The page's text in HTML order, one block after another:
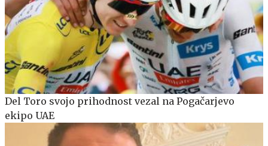
Del Toro svojo prihodnost vezal na Pogačarjevo
ekipo UAE